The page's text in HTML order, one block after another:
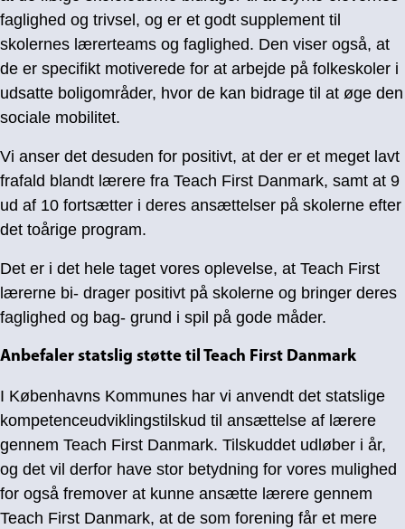
faglighed og trivsel, og er et godt supplement til
skolernes lærerteams og faglighed. Den viser også, at
de er specifikt motiverede for at arbejde på folkeskoler i
udsatte boligområder, hvor de kan bidrage til at øge den
sociale mobilitet.
Vi anser det desuden for positivt, at der er et meget lavt
frafald blandt lærere fra Teach First Danmark, samt at 9
ud af 10 fortsætter i deres ansættelser på skolerne efter
det toårige program.
Det er i det hele taget vores oplevelse, at Teach First
lærerne bi- drager positivt på skolerne og bringer deres
faglighed og bag- grund i spil på gode måder.
Anbefaler statslig støtte til Teach First Danmark
I Københavns Kommunes har vi anvendt det statslige
kompetenceudviklingstilskud til ansættelse af lærere
gennem Teach First Danmark. Tilskuddet udløber i år,
og det vil derfor have stor betydning for vores mulighed
for også fremover at kunne ansætte lærere gennem
Teach First Danmark, at de som forening får et mere